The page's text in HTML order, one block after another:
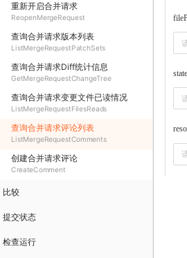
重新开启合并请求
ReopenMergeRequest
查询合并请求版本列表
ListMergeRequestPatchSets
查询合并请求Diff统计信息
GetMergeRequestChangeTree
查询合并请求变更文件已读情况
ListMergeRequestFilesReads
查询合并请求评论列表
ListMergeRequestComments
创建合并请求评论
CreateComment
比较
提交状态
检查运行
state